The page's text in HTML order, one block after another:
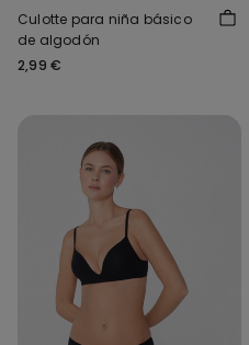
Culotte para niña básico
de algodón
2,99 €